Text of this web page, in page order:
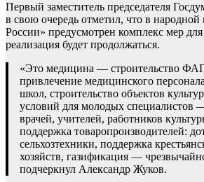
Первый заместитель председателя
в свою очередь отметил, что в
России» предусмотрен комплекс мер
реализация будет продолжаться.
«Это медицина — строительство
привлечение медицинского
школ, строительство объектов
условий для молодых специалистов
врачей, учителей, работников
поддержка товаропроизводителей:
сельхозтехники, поддержка
хозяйств, газификация —
подчеркнул Александр Жуков.